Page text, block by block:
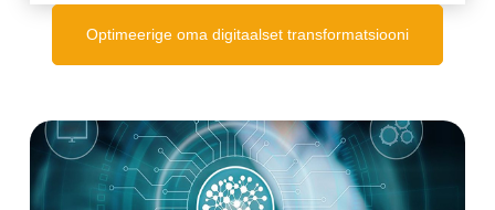
Optimeerige oma digitaalset transformatsiooni